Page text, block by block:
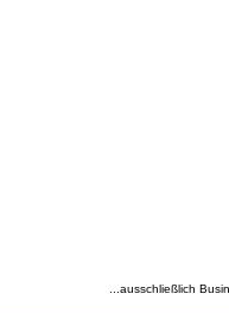
...ausschließlich